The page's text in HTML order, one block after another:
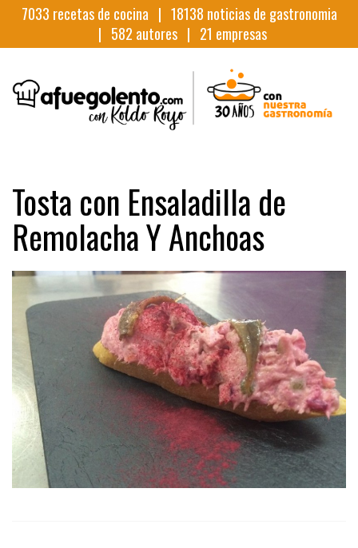
7033 recetas de cocina | 18138 noticias de gastronomia
| 582 autores | 21 empresas
Tosta con Ensaladilla de
Remolacha Y Anchoas